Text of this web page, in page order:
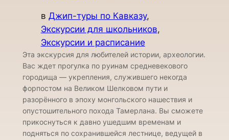
в Джип-туры по Кавказу
Экскурсии для школьников
Экскурсии и расписание
Эта экскурсия для любителей истории, археологии.
Вас ждет прогулка по руинам средневекового
городища — укрепления, служившего некогда
форпостом на Великом Шелковом пути и
разорённого в эпоху монгольского нашествия и
опустошительного похода Тамерлана. Вы сможете
прикоснуться к давно ушедшим временам и
подняться по сохранившейся лестнице, ведущей в